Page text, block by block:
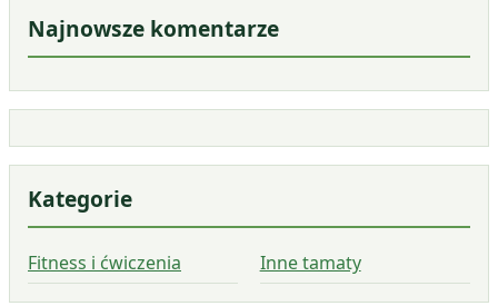
Najnowsze komentarze
Kategorie
Fitness i ćwiczenia Inne tamaty